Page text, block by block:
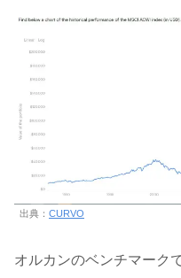
出典： CURVO
オルカンのベンチマーク